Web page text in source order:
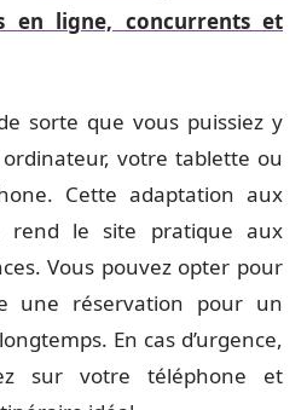
en ligne, concurrents et
sorte que vous puissiez y
votre tablette ou
Cette adaptation aux
rend le site pratique aux
Vous pouvez opter pour
une réservation pour un
En cas d’urgence,
sur votre téléphone et